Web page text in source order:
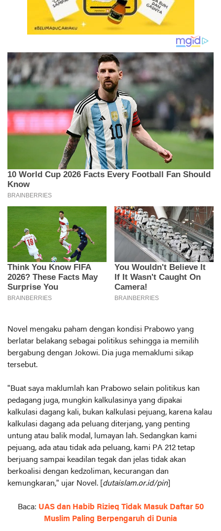
Novel mengaku paham dengan kondisi Prabowo yang
berlatar belakang sebagai politikus sehingga ia memilih
bergabung dengan Jokowi. Dia juga memaklumi sikap
tersebut.
"Buat saya maklumlah kan Prabowo selain politikus kan
pedagang juga, mungkin kalkulasinya yang dipakai
kalkulasi dagang kali, bukan kalkulasi pejuang, karena kalau
kalkulasi dagang ada peluang diterjang, yang penting
untung atau balik modal, lumayan lah. Sedangkan kami
pejuang, ada atau tidak ada peluang, kami PA 212 tetap
berjuang sampai keadilan tegak dan jelas tidak akan
berkoalisi dengan kedzoliman, kecurangan dan
kemungkaran," ujar Novel. [ dutaislam.or.id/pin]
Baca: UAS dan Habib Rizieq Tidak Masuk Daftar 50
Muslim Paling Berpengaruh di Dunia